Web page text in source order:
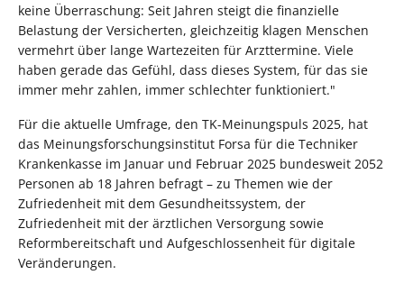
keine Überraschung: Seit Jahren steigt die finanzielle
Belastung der Versicherten, gleichzeitig klagen Menschen
vermehrt über lange Wartezeiten für Arzttermine. Viele
haben gerade das Gefühl, dass dieses System, für das sie
immer mehr zahlen, immer schlechter funktioniert."
Für die aktuelle Umfrage, den TK-Meinungspuls 2025, hat
das Meinungsforschungsinstitut Forsa für die Techniker
Krankenkasse im Januar und Februar 2025 bundesweit 2052
Personen ab 18 Jahren befragt – zu Themen wie der
Zufriedenheit mit dem Gesundheitssystem, der
Zufriedenheit mit der ärztlichen Versorgung sowie
Reformbereitschaft und Aufgeschlossenheit für digitale
Veränderungen.